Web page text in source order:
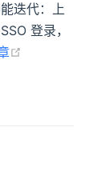
迭代：上
登录，
入